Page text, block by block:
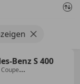
Benz S 400